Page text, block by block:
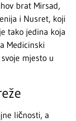
brat Mirsad,
i Nusret, koji
tako jedina koja
Medicinski
mjesto u
ličnosti, a